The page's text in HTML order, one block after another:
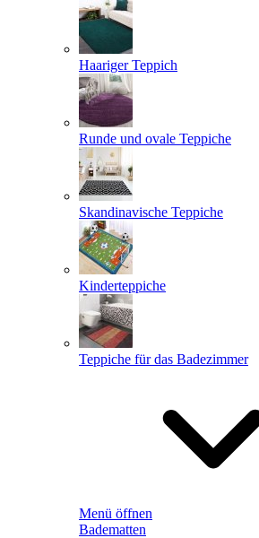
Haariger Teppich
Runde und ovale Teppiche
Skandinavische Teppiche
Kinderteppiche
Teppiche für das Badezimmer
Menü öffnen
Badematten